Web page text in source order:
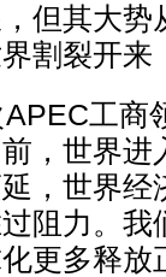
但其大势
割裂开来
工商
，世界进
，世界经
阻力。我
更多释放